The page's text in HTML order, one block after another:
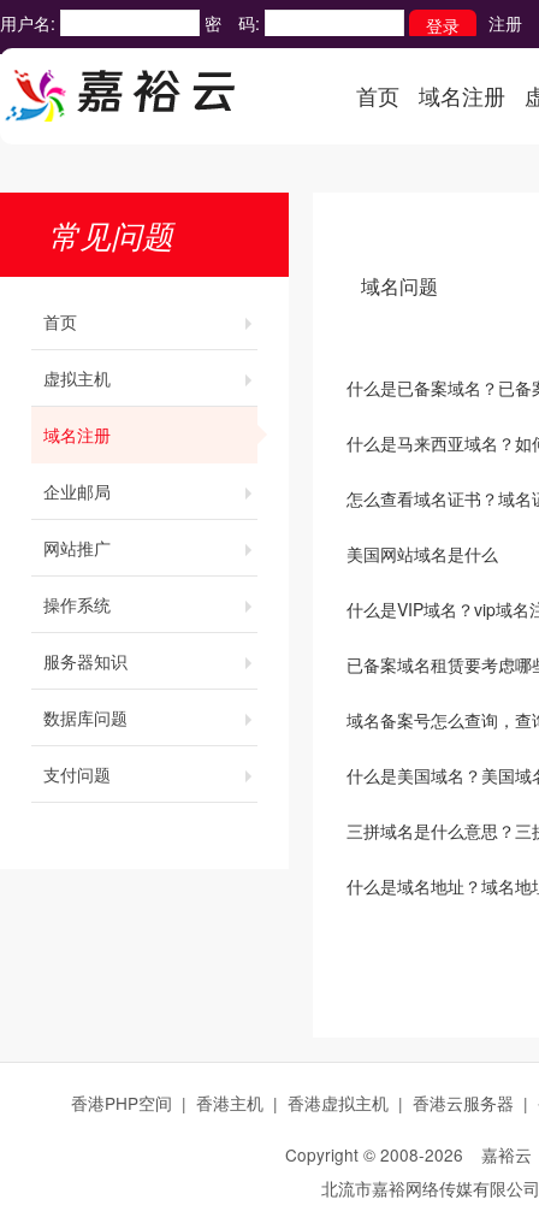
用户名: 密 码: 注册
首页 域名注册
常见问题
首页
虚拟主机
域名注册
企业邮局
网站推广
操作系统
服务器知识
数据库问题
支付问题
域名问题
什么是已备案域名？已
什么是马来西亚域名？
怎么查看域名证书？域
美国网站域名是什么
什么是VIP域名？vip域名
已备案域名租赁要考虑哪
域名备案号怎么查询，
什么是美国域名？美国
三拼域名是什么意思？
什么是域名地址？域名
香港PHP空间 | 香港主机 | 香港虚拟主机 | 香港云服务器 |
Copyright © 2008-2026 嘉裕云
北流市嘉裕网络传媒有限公司